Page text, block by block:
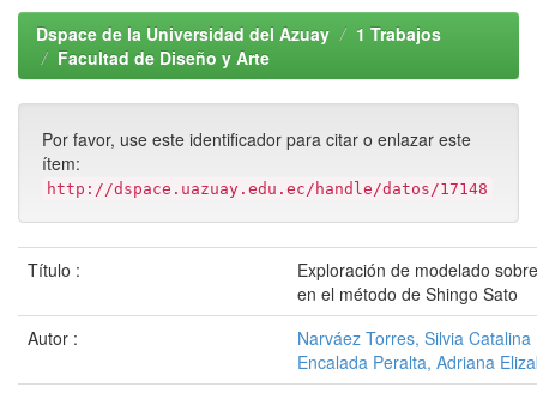
Dspace de la Universidad del Azuay
1 Trabajos
Facultad de Diseño y Arte
Por favor, use este identificador para citar o enlazar este
ítem:
http://dspace.uazuay.edu.ec/handle/datos/17148
Título :
Exploración de modelado
en el método de Shingo Sato
Autor :
Narváez Torres, Silvia Catalina
Encalada Peralta, Adriana